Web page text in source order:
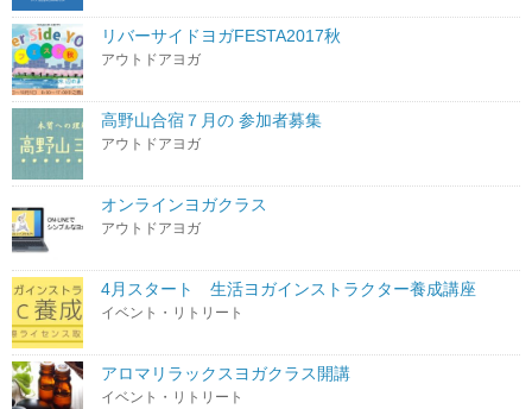
リバーサイドヨガFESTA2017秋
アウトドアヨガ
高野山合宿７月の 参加者募集
アウトドアヨガ
オンラインヨガクラス
アウトドアヨガ
4月スタート 生活ヨガインストラクター養成講座
イベント・リトリート
アロマリラックスヨガクラス開講
イベント・リトリート